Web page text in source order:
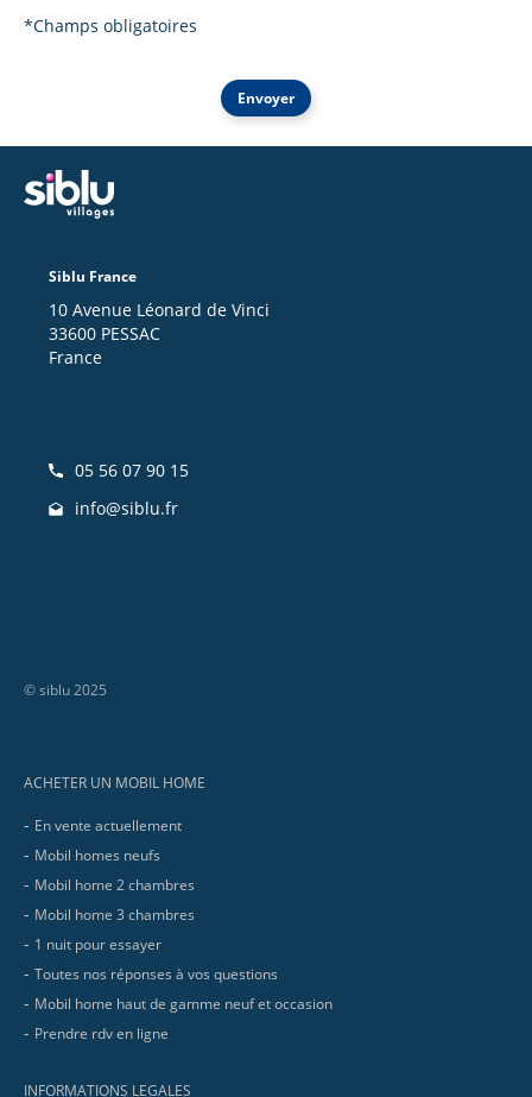
*Champs obligatoires
Envoyer
Siblu France
10 Avenue Léonard de Vinci
33600 PESSAC
France
05 56 07 90 15
info@siblu.fr
© siblu 2025
ACHETER UN MOBIL HOME
En vente actuellement
Mobil homes neufs
Mobil home 2 chambres
Mobil home 3 chambres
1 nuit pour essayer
Toutes nos réponses à vos questions
Mobil home haut de gamme neuf et occasion
Prendre rdv en ligne
INFORMATIONS LEGALES